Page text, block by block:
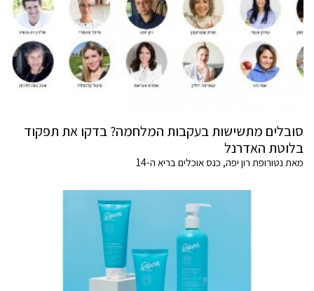
סובלים מתשישות בעקבות המלחמה? בדקו את תפקוד
בלוטת האדרנל
מאת נטורופת רון יפה, כנס אוכלים בריא ה-14